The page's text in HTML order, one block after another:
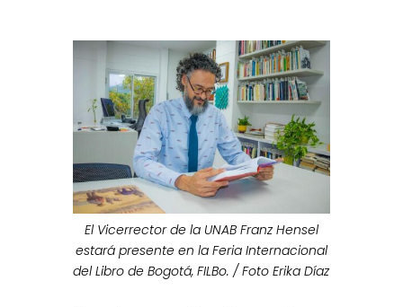
El Vicerrector de la UNAB Franz Hensel
estará presente en la Feria Internacional
del Libro de Bogotá, FILBo. / Foto Erika Díaz